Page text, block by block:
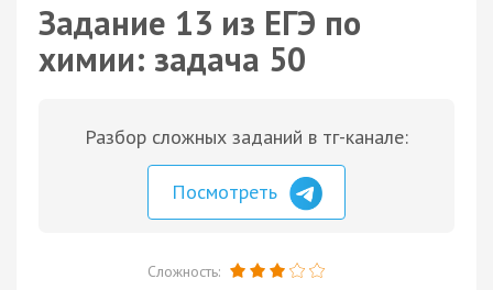
Задание 13 из ЕГЭ по
химии: задача 50
Разбор сложных заданий в тг-канале:
Посмотреть
Сложность: